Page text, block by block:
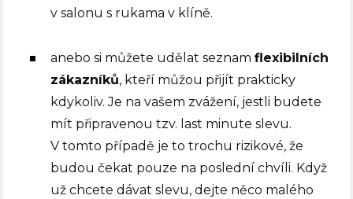
v salonu s rukama v klíně.
anebo si můžete udělat seznamflexibilních
zákazníků, kteří můžou přijít prakticky
kdykoliv. Je na vašem zvážení, jestli budete
mít připravenou tzv. last minute slevu.
V tomto případě je to trochu rizikové, že
budou čekat pouze na poslední chvíli. Když
už chcete dávat slevu, dejte něco malého